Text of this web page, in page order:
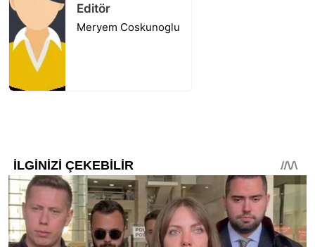
Editör
Meryem Coskunoglu